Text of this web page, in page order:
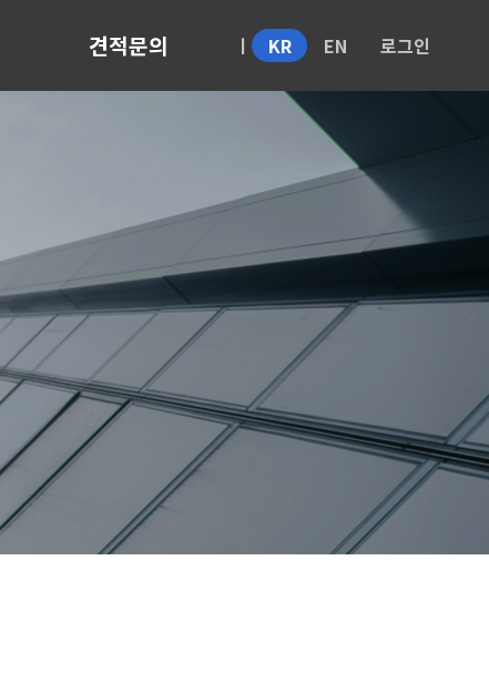
견적문의 KR EN 로그인